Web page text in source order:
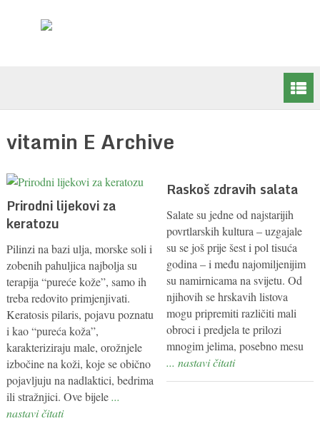
vitamin E Archive
Prirodni lijekovi za
keratozu
Pilinzi na bazi ulja, morske soli i
zobenih pahuljica najbolja su
terapija “pureće kože”, samo ih
treba redovito primjenjivati.
Keratosis pilaris, pojavu poznatu
i kao “pureća koža”,
karakteriziraju male, orožnjele
izbočine na koži, koje se obično
pojavljuju na nadlaktici, bedrima
ili stražnjici. Ove bijele...
nastavi čitati
Raskoš zdravih salata
Salate su jedne od najstarijih
povrtlarskih kultura – uzgajale
su se još prije šest i pol tisuća
godina – i među najomiljenijim
su namirnicama na svijetu. Od
njihovih se hrskavih listova
mogu pripremiti različiti mali
obroci i predjela te prilozi
mnogim jelima, posebno mesu
... nastavi čitati